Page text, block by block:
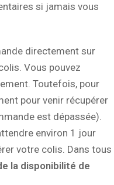
si jamais vous
directement sur
Vous pouvez
Toutefois, pour
pour venir récupérer
est dépassée).
environ 1 jour
votre colis. Dans tous
la disponibilité de